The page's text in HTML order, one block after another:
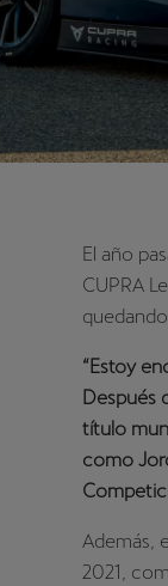
El año
CUPRA
“Estoy
Después
título
como
Además,
2021,